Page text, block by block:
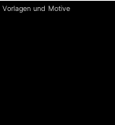
und Motive